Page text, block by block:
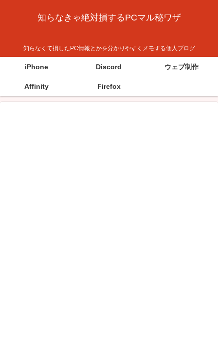
知らなきゃ絶対損するPCマル秘ワザ
知らなくて損したPC情報とかを分かりやすくメモする個人ブログ
iPhone Discord ウェブ制作
Affinity Firefox